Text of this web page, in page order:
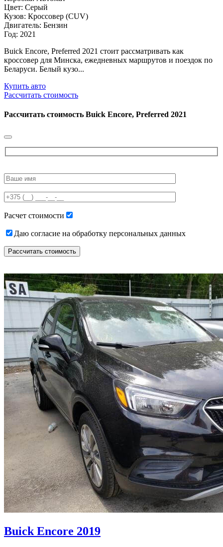
Цвет: Серый
Кузов: Кроссовер (CUV)
Двигатель: Бензин
Год: 2021
Buick Encore, Preferred 2021 стоит рассматривать как
кроссовер для Минска, ежедневных маршрутов и поездок по
Беларуси. Белый кузо...
Купить авто
Рассчитать стоимость
Рассчитать стоимость Buick Encore, Preferred 2021
leave
field
empty.
Расчет стоимости
Даю согласие на обработку персональных данных
Buick Encore 2019